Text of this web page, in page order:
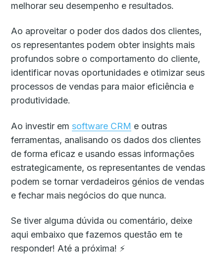
melhorar seu desempenho e resultados.
Ao aproveitar o poder dos dados dos clientes,
os representantes podem obter insights mais
profundos sobre o comportamento do cliente,
identificar novas oportunidades e otimizar seus
processos de vendas para maior eficiência e
produtividade.
Ao investir emsoftware CRM e outras
ferramentas, analisando os dados dos clientes
de forma eficaz e usando essas informações
estrategicamente, os representantes de vendas
podem se tornar verdadeiros génios de vendas
e fechar mais negócios do que nunca.
Se tiver alguma dúvida ou comentário, deixe
aqui embaixo que fazemos questão em te
responder! Até a próxima! ⚡